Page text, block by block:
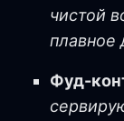
чистой
плавное
Фуд-